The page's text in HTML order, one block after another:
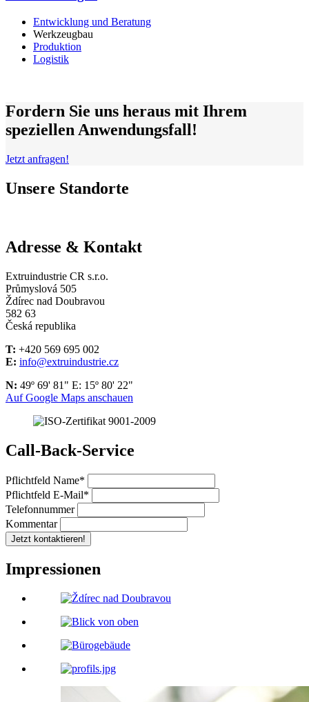
Entwicklung und Beratung
Werkzeugbau
Produktion
Logistik
Fordern Sie uns heraus mit Ihrem
speziellen Anwendungsfall!
Jetzt anfragen!
Unsere Standorte
Adresse & Kontakt
Extruindustrie CR s.r.o.
Průmyslová 505
Ždírec nad Doubravou
582 63
Česká republika
T: +420 569 695 002
E: info@extruindustrie.cz
N: 49º 69' 81" E: 15º 80' 22"
Auf Google Maps anschauen
Call-Back-Service
Pflichtfeld Name*
Pflichtfeld E-Mail*
Telefonnummer
Kommentar
Jetzt kontaktieren!
Impressionen